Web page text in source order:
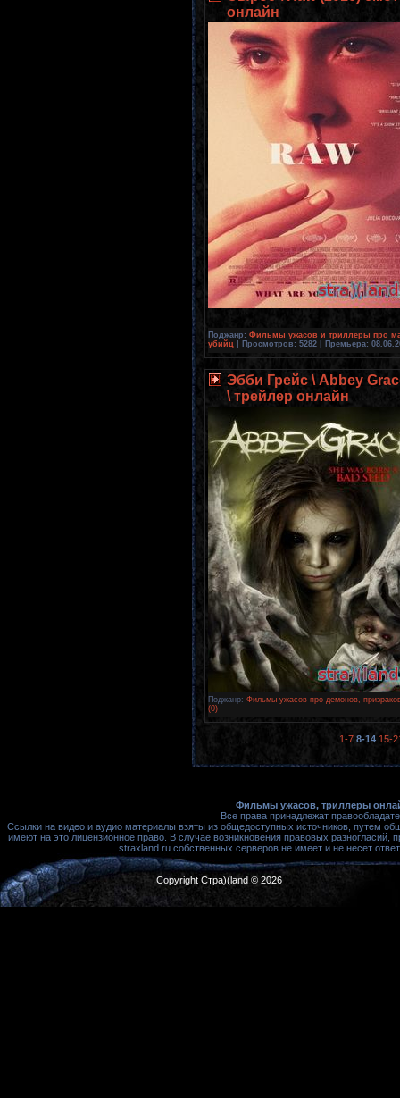
онлайн
Поджанр: Фильмы ужасов и триллеры про
убийц | Просмотров: 5282 | Премьера:
Эбби Грейс \ Abbey
\ трейлер онлайн
Поджанр: Фильмы ужасов про демонов,
(0)
1-7 8-14 15-
Фильмы ужасов, триллеры
Все права принадлежат
Ссылки на видео и аудио материалы взяты из общедоступных источников, путем
имеют на это лицензионное право. В случае возникновения правовых
straxland.ru собственных серверов не имеет и не несет
Copyright Стра)(land © 2026